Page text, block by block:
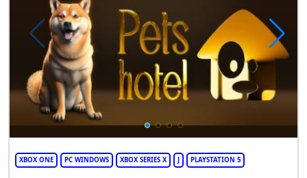
XBOX ONE PC WINDOWS XBOX SERIES X J PLAYSTATION 5